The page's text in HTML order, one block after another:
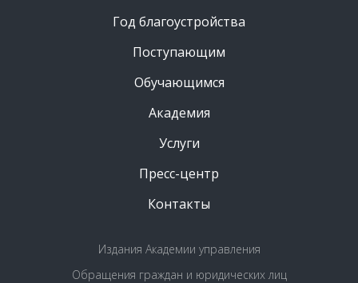
Год благоустройства
Поступающим
Обучающимся
Академия
Услуги
Пресс-центр
Контакты
Издания Академии управления
Обращения граждан и юридических лиц